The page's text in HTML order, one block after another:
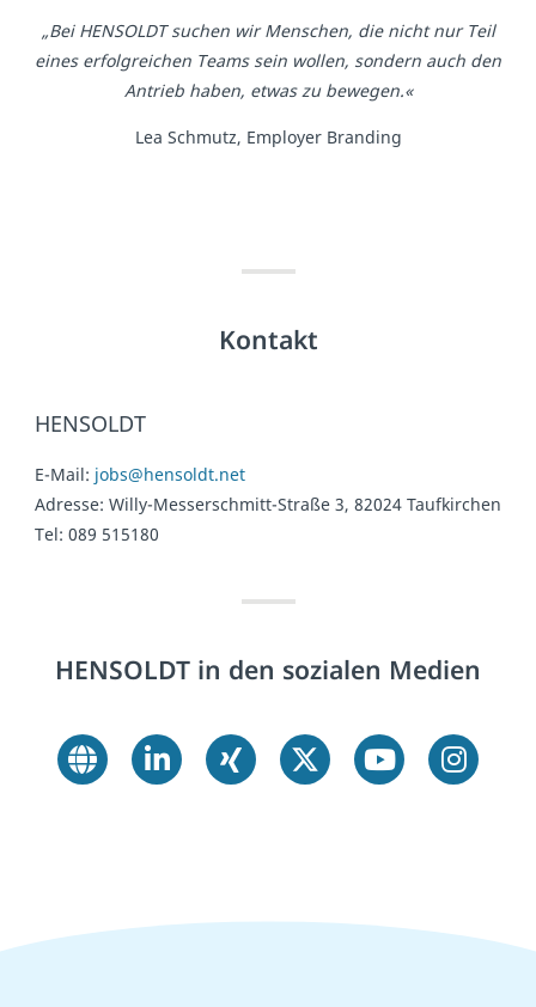
„Bei HENSOLDT suchen wir Menschen, die nicht nur Teil
eines erfolgreichen Teams sein wollen, sondern auch den
Antrieb haben, etwas zu bewegen.«
Lea Schmutz, Employer Branding
Kontakt
HENSOLDT
E-Mail: jobs@hensoldt.net
Adresse: Willy-Messerschmitt-Straße 3, 82024 Taufkirchen
Tel: 089 515180
HENSOLDT in den sozialen Medien